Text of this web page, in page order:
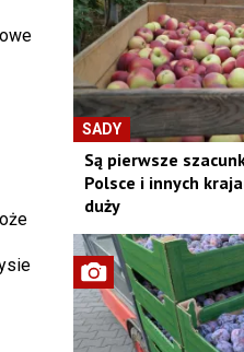
SADY
Są pierwsze
Polsce i innych
duży